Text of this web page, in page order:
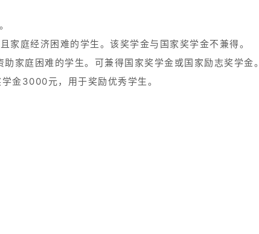
家庭经济困难的学生。该奖学金与国家奖学金不兼得。
庭困难的学生。可兼得国家奖学金或国家励志奖学金。
金3000元，用于奖励优秀学生。